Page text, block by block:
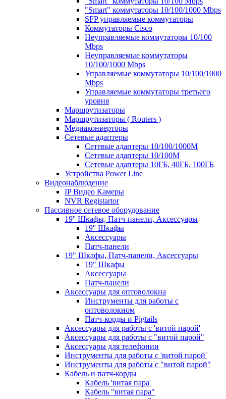
"Smart" коммутаторы 10/100/1000 Mbps
SFP управляемые коммутаторы
Коммутаторы Cisco
Неуправляемые коммутаторы 10/100
Mbps
Неуправляемые коммутаторы
10/100/1000 Mbps
Управляемые коммутаторы 10/100/1000
Mbps
Управляемые коммутаторы третьего
уровня
Маршрутизаторы
Маршрутизаторы ( Routers )
Медиаконверторы
Сетевые адаптеры
Сетевые адаптеры 10/100/1000М
Сетевые адаптеры 10/100M
Сетевые адаптеры 10ГБ, 40ГБ, 100ГБ
Устройства Power Line
Видеонаблюдение
IP Видео Камеры
NVR Registartor
Пассивное сетевое оборудование
19'' Шкафы, Патч-панели, Аксессуары
19'' Шкафы
Аксессуары
Патч-панели
19" Шкафы, Патч-панели, Аксессуары
19" Шкафы
Аксессуары
Патч-панели
Аксессуары для оптоволокна
Инструменты для работы с
оптоволокном
Патч-корды и Pigtails
Аксессуары для работы с 'витой парой'
Аксессуары для работы с "витой парой"
Аксессуары для телефонии
Инструменты для работы с 'витой парой'
Инструменты для работы с "витой парой"
Кабель и патч-корды
Кабель 'витая пара'
Кабель "витая пара"